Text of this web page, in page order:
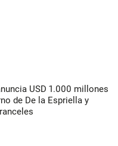
USD 1.000 millones
de De la Espriella y